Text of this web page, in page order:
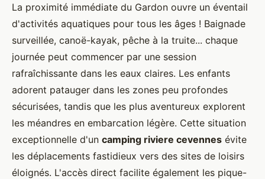
La proximité immédiate du Gardon ouvre un éventail
d'activités aquatiques pour tous les âges ! Baignade
surveillée, canoë-kayak, pêche à la truite... chaque
journée peut commencer par une session
rafraîchissante dans les eaux claires. Les enfants
adorent patauger dans les zones peu profondes
sécurisées, tandis que les plus aventureux explorent
les méandres en embarcation légère. Cette situation
exceptionnelle d'un camping riviere cevennes évite
les déplacements fastidieux vers des sites de loisirs
éloignés. L'accès direct facilite également les pique-